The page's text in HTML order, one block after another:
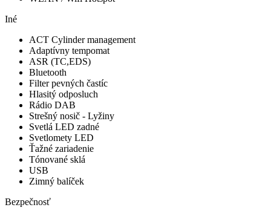
Iné
ACT Cylinder management
Adaptívny tempomat
ASR (TC,EDS)
Bluetooth
Filter pevných častíc
Hlasitý odposluch
Rádio DAB
Strešný nosič - Lyžiny
Svetlá LED zadné
Svetlomety LED
Ťažné zariadenie
Tónované sklá
USB
Zimný balíček
Bezpečnosť